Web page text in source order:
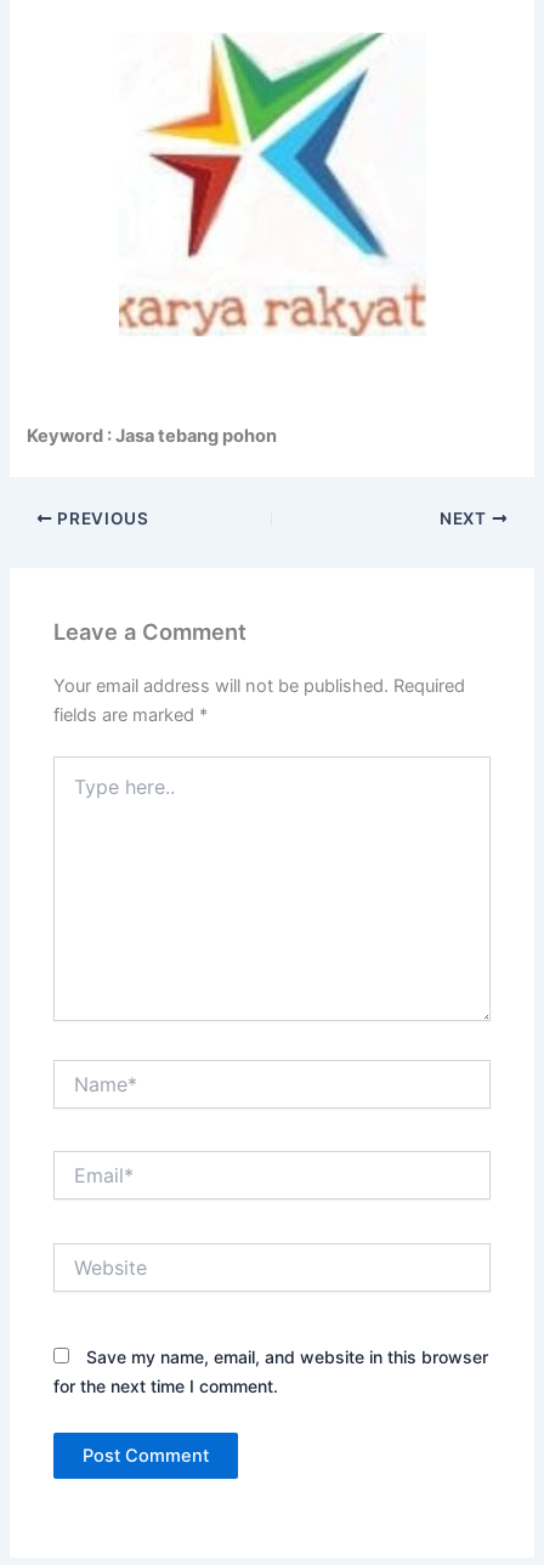
Keyword : Jasa tebang pohon
PREVIOUS NEXT
Leave a Comment
Your email address will not be published. Required
fields are marked *
here..
Save my name, email, and website in this browser
for the next time I comment.